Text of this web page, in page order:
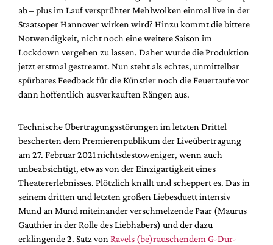
ab – plus im Lauf versprühter Mehlwolken einmal live in der
Staatsoper Hannover wirken wird? Hinzu kommt die bittere
Notwendigkeit, nicht noch eine weitere Saison im
Lockdown vergehen zu lassen. Daher wurde die Produktion
jetzt erstmal gestreamt. Nun steht als echtes, unmittelbar
spürbares Feedback für die Künstler noch die Feuertaufe vor
dann hoffentlich ausverkauften Rängen aus.
Technische Übertragungsstörungen im letzten Drittel
bescherten dem Premierenpublikum der Liveübertragung
am 27. Februar 2021 nichtsdestoweniger, wenn auch
unbeabsichtigt, etwas von der Einzigartigkeit eines
Theatererlebnisses. Plötzlich knallt und scheppert es. Das in
seinem dritten und letzten großen Liebesduett intensiv
Mund an Mund miteinander verschmelzende Paar (Maurus
Gauthier in der Rolle des Liebhabers) und der dazu
erklingende 2. Satz von Ravels (be)rauschendem G-Dur-